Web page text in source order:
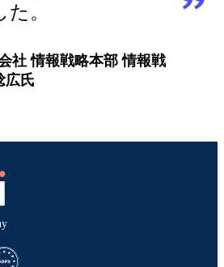
。
社 情報戦略本部 情報戦
広氏